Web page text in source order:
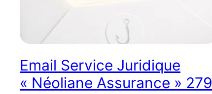
Email Service Juridique
« Néoliane Assurance » 279